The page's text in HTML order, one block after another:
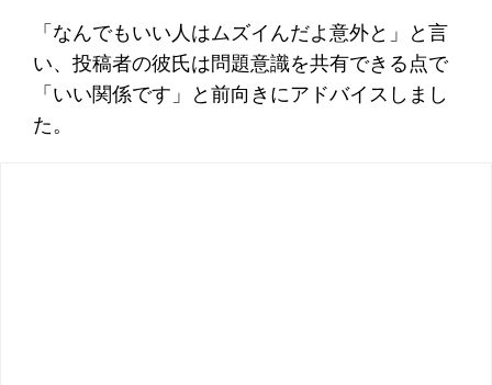
「なんでもいい人はムズイんだよ意外と」と言
い、投稿者の彼氏は問題意識を共有できる点で
「いい関係です」と前向きにアドバイスしまし
た。